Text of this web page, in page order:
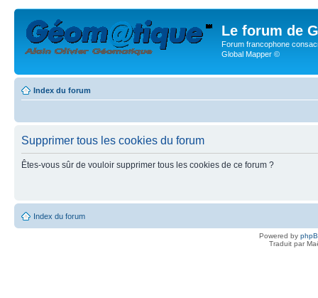
Le forum de
Forum francophone
Global Mapper ©
Index du forum
Supprimer tous les cookies du forum
Êtes-vous sûr de vouloir supprimer tous les cookies de ce forum ?
Index du forum
Powered by
Traduit par